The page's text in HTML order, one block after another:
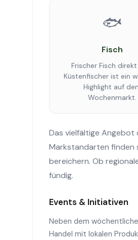
🐟
Fisch
Frischer Fisch
Küstenfischer ist ein
Highlight auf
Wochenmarkt.
Das vielfältige Angebot
Markstandarten finden
bereichern. Ob
fündig.
Events & Initiativen
Neben dem
Handel mit lokalen